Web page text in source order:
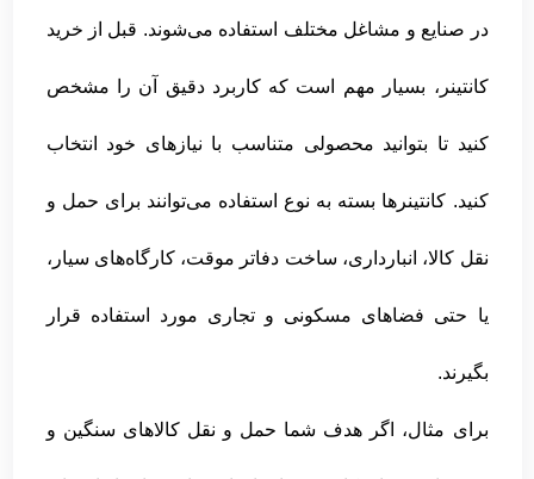
در صنایع و مشاغل مختلف استفاده می‌شوند. قبل از خرید
کانتینر، بسیار مهم است که کاربرد دقیق آن را مشخص
کنید تا بتوانید محصولی متناسب با نیازهای خود انتخاب
کنید. کانتینرها بسته به نوع استفاده می‌توانند برای حمل و
نقل کالا، انبارداری، ساخت دفاتر موقت، کارگاه‌های سیار،
یا حتی فضاهای مسکونی و تجاری مورد استفاده قرار
بگیرند.
برای مثال، اگر هدف شما حمل و نقل کالاهای سنگین و